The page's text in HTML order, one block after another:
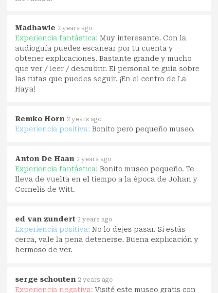
Madhawie 2 years ago
Experiencia fantástica: Muy interesante. Con la
audioguía puedes escanear por tu cuenta y
obtener explicaciones. Bastante grande y mucho
que ver / leer / descubrir. El personal te guía sobre
las rutas que puedes seguir. ¡En el centro de La
Haya!
Remko Horn 2 years ago
Experiencia positiva: Bonito pero pequeño museo.
Anton De Haan 2 years ago
Experiencia fantástica: Bonito museo pequeño. Te
lleva de vuelta en el tiempo a la época de Johan y
Cornelis de Witt.
ed van zundert 2 years ago
Experiencia positiva: No lo dejes pasar. Si estás
cerca, vale la pena detenerse. Buena explicación y
hermoso de ver.
serge schouten 2 years ago
Experiencia negativa: Visité este museo gratis con